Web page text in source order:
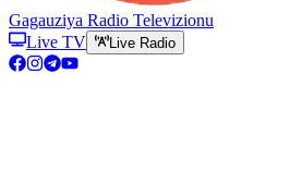
Gagauziya Radio Televizionu
Live TV
Live Radio